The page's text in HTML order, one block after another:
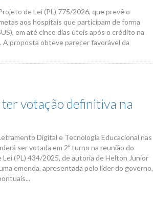
de Lei (PL) 775/2026, que prevê o
aos hospitais que participam de forma
em até cinco dias úteis após o crédito na
A proposta obteve parecer favorável da
ter votação definitiva na
Digital e Tecnologia Educacional nas
ser votada em 2º turno na reunião do
(PL) 434/2025, de autoria de Helton Junior
emenda, apresentada pelo líder do governo,